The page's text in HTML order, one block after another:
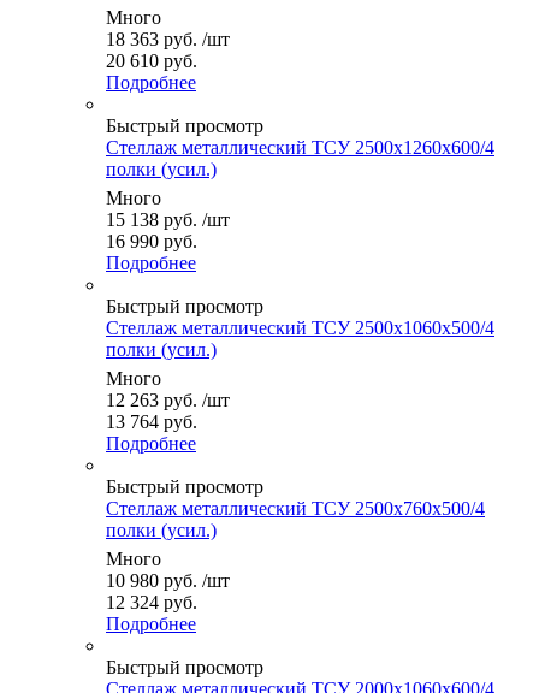
Много
18 363 руб. /шт
20 610 руб.
Подробнее
Быстрый просмотр
Стеллаж металлический ТСУ 2500x1260x600/4
полки (усил.)
Много
15 138 руб. /шт
16 990 руб.
Подробнее
Быстрый просмотр
Стеллаж металлический ТСУ 2500x1060x500/4
полки (усил.)
Много
12 263 руб. /шт
13 764 руб.
Подробнее
Быстрый просмотр
Стеллаж металлический ТСУ 2500x760x500/4
полки (усил.)
Много
10 980 руб. /шт
12 324 руб.
Подробнее
Быстрый просмотр
Стеллаж металлический ТСУ 2000x1060x600/4